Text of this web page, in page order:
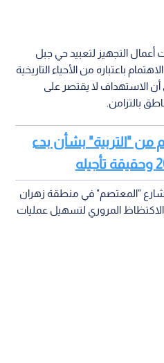
أعمال التجهيز لتعبيد حي جبل
باعتباره من الأحياء التاريخية
أن الاستهداف لا يقتصر على
بالتزامن.
من "التربية" بشأن بدء
شارع "المعتصم" في منطقة زهران
المروري لتسهيل عمليات